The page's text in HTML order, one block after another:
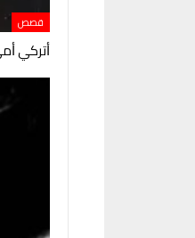
قصص
ﺃﺗﺮﻛﻲ